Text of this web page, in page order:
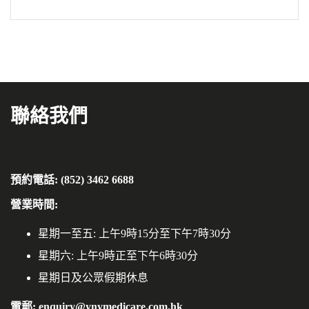
聯絡我們
預約電話: (852) 3462 6688
營業時間:
星期一至五: 上午9時15分至下午7時30分
星期六: 上午9時正至下午6時30分
星期日及公眾假期休息
電郵: enquiry@ynymedicare.com.hk